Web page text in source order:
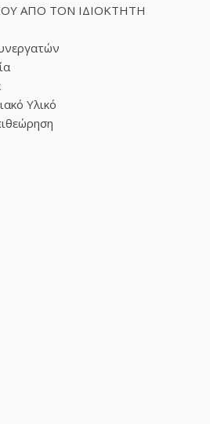
ΑΠΟ ΤΟΝ ΙΔΙΟΚΤΗΤΗ
Υλικό